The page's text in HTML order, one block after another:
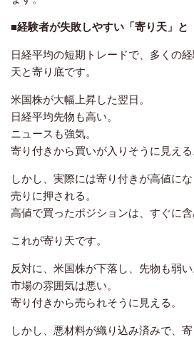
■経験者が失敗しやすい「寄り天」と
日経平均の短期トレードで、多くの
天と寄り底です。
米国株が大幅上昇した翌日。
日経平均先物も高い。
ニュースも強気。
寄り付きから買いが入りそうに見える
しかし、実際には寄り付きが高値に
売りに押される。
高値で買ったポジションは、すぐに含
これが寄り天です。
反対に、米国株が下落し、先物も弱い
市場の雰囲気は悪い。
寄り付きから売られそうに見える。
しかし、悪材料が織り込み済みで、